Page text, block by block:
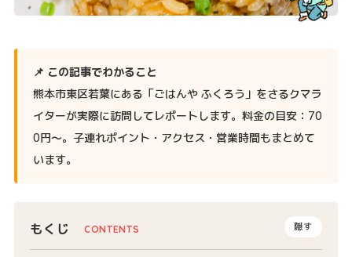
📌 この記事でわかること
熊本市東区若葉にある「ごはんや ふくろう」をさるクマラ
イターが実際に訪問してレポートします。料金の目安：70
0円〜。子連れポイント・アクセス・営業時間もまとめて
います。
もくじ 隠す